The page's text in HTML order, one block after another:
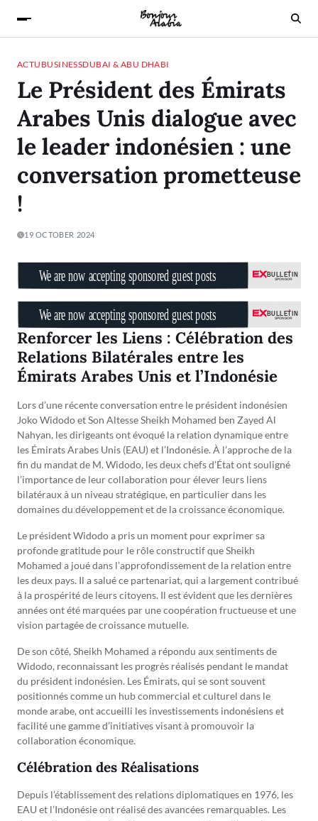
ACTU BUSINESSDUBAI & ABU DHABI
Le Président des Émirats
Arabes Unis dialogue avec
le leader indonésien : une
conversation prometteuse
!
19 OCTOBER 2024
Renforcer les Liens : Célébration des
Relations Bilatérales entre les
Émirats Arabes Unis et l’Indonésie
Lors d’une récente conversation entre le président indonésien
Joko Widodo et Son Altesse Sheikh Mohamed ben Zayed Al
Nahyan, les dirigeants ont évoqué la relation dynamique entre
les Émirats Arabes Unis (EAU) et l’Indonésie. À l’approche de la
fin du mandat de M. Widodo, les deux chefs d’État ont souligné
l’importance de leur collaboration pour élever leurs liens
bilatéraux à un niveau stratégique, en particulier dans les
domaines du développement et de la croissance économique.
Le président Widodo a pris un moment pour exprimer sa
profonde gratitude pour le rôle constructif que Sheikh
Mohamed a joué dans l’approfondissement de la relation entre
les deux pays. Il a salué ce partenariat, qui a largement contribué
à la prospérité de leurs citoyens. Il est évident que les dernières
années ont été marquées par une coopération fructueuse et une
vision partagée de croissance mutuelle.
De son côté, Sheikh Mohamed a répondu aux sentiments de
Widodo, reconnaissant les progrès réalisés pendant le mandat
du président indonésien. Les Émirats, qui se sont souvent
positionnés comme un hub commercial et culturel dans le
monde arabe, ont accueilli les investissements indonésiens et
facilité une gamme d’initiatives visant à promouvoir la
collaboration économique.
Célébration des Réalisations
Depuis l’établissement des relations diplomatiques en 1976, les
EAU et l’Indonésie ont réalisé des avancées remarquables. Les